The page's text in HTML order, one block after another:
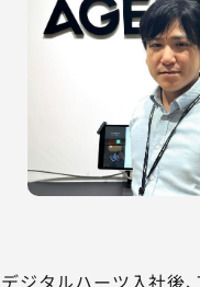
デジタルハーツ入社後